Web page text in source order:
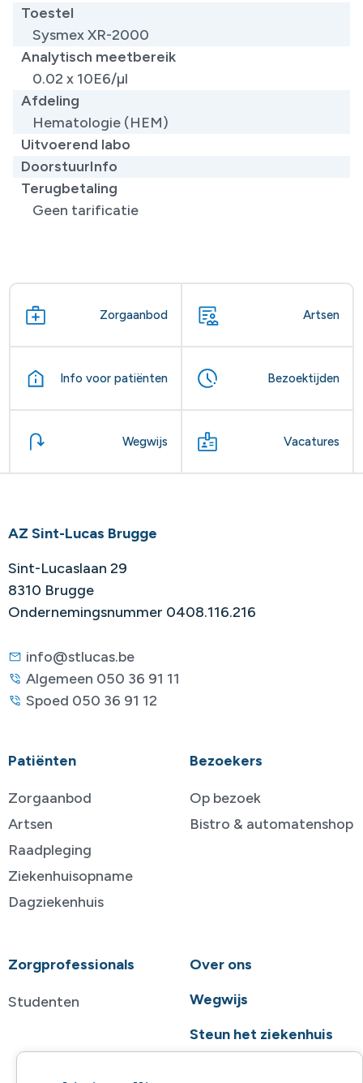
Toestel
Sysmex XR-2000
Analytisch meetbereik
0.02 x 10E6/µl
Afdeling
Hematologie (HEM)
Uitvoerend labo
DoorstuurInfo
Terugbetaling
Geen tarificatie
Zorgaanbod Artsen
Info voor patiënten Bezoektijden
Wegwijs Vacatures
AZ Sint-Lucas Brugge
Sint-Lucaslaan 29
8310 Brugge
Ondernemingsnummer 0408.116.216
info@stlucas.be
Algemeen 050 36 91 11
Spoed 050 36 91 12
Patiënten
Zorgaanbod
Artsen
Raadpleging
Ziekenhuisopname
Dagziekenhuis
Bezoekers
Op bezoek
Bistro & automatenshop
Zorgprofessionals
Studenten
Over ons
Wegwijs
Steun het ziekenhuis